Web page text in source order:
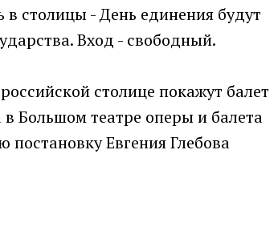
в столицы - День единения будут
Вход - свободный.
столице покажут балет
Большом театре оперы и балета
постановку Евгения Глебова